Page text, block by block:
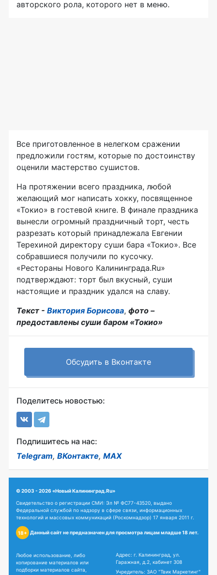
авторского рола, которого нет в меню.
Все приготовленное в нелегком сражении
предложили гостям, которые по достоинству
оценили мастерство сушистов.
На протяжении всего праздника, любой
желающий мог написать хокку, посвященное
«Токио» в гостевой книге. В финале праздника
вынесли огромный праздничный торт, честь
разрезать который принадлежала Евгении
Терехиной директору суши бара «Токио». Все
собравшиеся получили по кусочку.
«Рестораны Нового Калининграда.Ru»
подтверждают: торт был вкусный, суши
настоящие и праздник удался на славу.
Текст - Виктория Борисова, фото –
предоставлены суши баром «Токио»
Обсудить в Вконтакте
Поделитесь новостью:
Подпишитесь на нас:
Telegram, ВКонтакте, MAX
© 2003 - 2026 «Новый Калининград.Ru»
Свидетельство о регистрации СМИ: Эл № ФС77-43520, выдано
Федеральной службой по надзору в сфере связи, информационных
технологий и массовых коммуникаций (Роскомнадзор) 17 января 2011 г.
18+ Данный сайт не предназначен для просмотра лицам младше 18 лет.
Любое использование, либо
копирование материалов или
подборки материалов сайта,
Адрес: г. Калининград, ул.
Гаражная, д.2, кабинет 308
Учредитель: ЗАО "Твик Маркетинг"